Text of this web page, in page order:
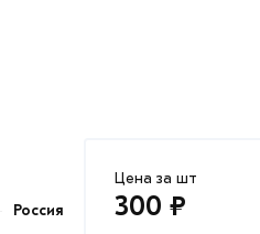
Россия
Цена за шт
300 ₽